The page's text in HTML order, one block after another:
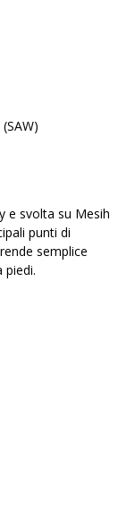
e svolta su Mesih
punti di
semplice
piedi.